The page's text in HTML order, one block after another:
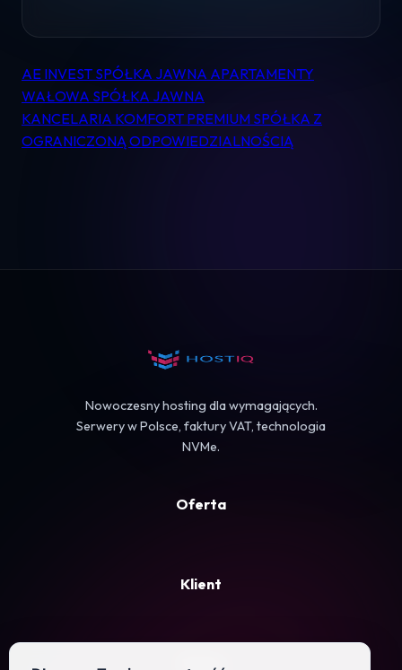
Pomoc
Kontakt
Nawigacja
wpisu
AE INVEST SPÓŁKA JAWNA APARTAMENTY
WAŁOWA SPÓŁKA JAWNA
KANCELARIA KOMFORT PREMIUM SPÓŁKA Z
OGRANICZONĄ ODPOWIEDZIALNOŚCIĄ
Nowoczesny hosting dla wymagających.
Serwery w Polsce, faktury VAT, technologia
NVMe.
Oferta
Klient
Firma